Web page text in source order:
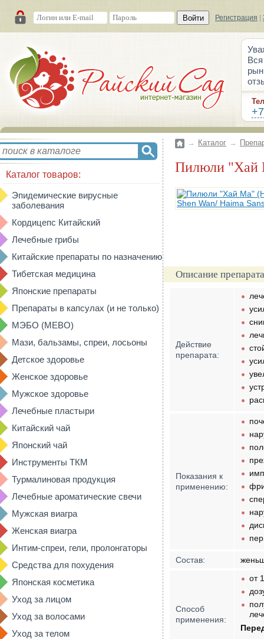
Войти Регистрация
Каталог товаров:
Эпидемические вирусные
заболевания
Кордицепс Китайский
Лечебные грибы
Китайские препараты по назначению
Тибетская медицина
Японские препараты
Препараты в капсулах (и не только)
МЭБО (MEBO)
Мази, бальзамы, спреи, лосьоны
Детское здоровье
Женское здоровье
Мужское здоровье
Лечебные пластыри
Китайский чай
Японский чай
Инструменты ТКМ
Турмалиновая продукция
Лечебные ароматические свечи
Мужская виагра
Женская виагра
Интим-спреи, гели, пролонгаторы
Средства для похудения
Японская косметика
Уход за лицом
Уход за волосами
Уход за телом
→ Каталог →
Пилюли "Хай
Описание
Действие
препарата:
Показания к
применению:
Состав:
Способ
применения:
от